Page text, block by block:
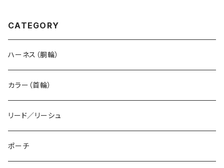
CATEGORY
ハーネス（胴輪）
カラー（首輪）
リード／リーシュ
ポーチ